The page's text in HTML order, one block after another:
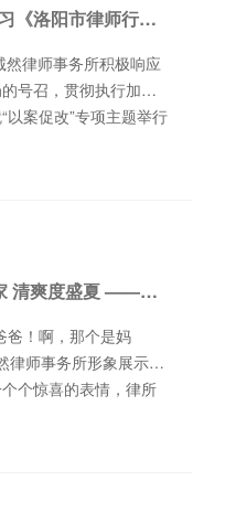
伍建设、业务建设、
。根据结对帮助协
的支持和帮助。通过
经验，提高自身的法
：朱家涛审 核：郭
【诚然快讯】诚然所组织学习《洛阳市律师行业以案促改措施》文件精神及召开每月学习例会
号召，贯彻执行加强
案促改”专项主题举行
主持人。 郭书铭副主
宣读，向全体律师传
党员律师进行了着重
展自查自纠工作，树
会和民主生活会的重
对上述文件精神进行
诚然“家”文化‖“律”苗欢乐家 清爽度盛夏 ——河南诚然律师事务所组织开展“‘律’苗欢乐家”活动
！啊，那个是妈
律师事务所形象展示墙
个惊喜的表情，律所
动拉开了帷幕。这